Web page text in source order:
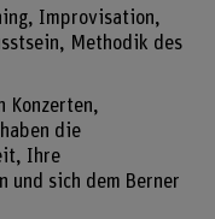
Improvisation,
Methodik des
Konzerten,
die
Ihre
und sich dem Berner